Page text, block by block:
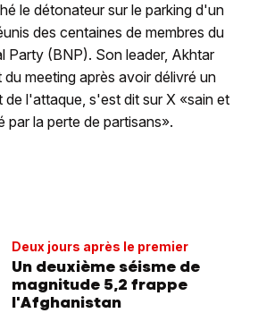
le détonateur sur le parking d'un
des centaines de membres du
Party (BNP). Son leader, Akhtar
du meeting après avoir délivré un
de l'attaque, s'est dit sur X «sain et
par la perte de partisans».
Deux jours après le premier
Un deuxième séisme de
magnitude 5,2 frappe
l'Afghanistan